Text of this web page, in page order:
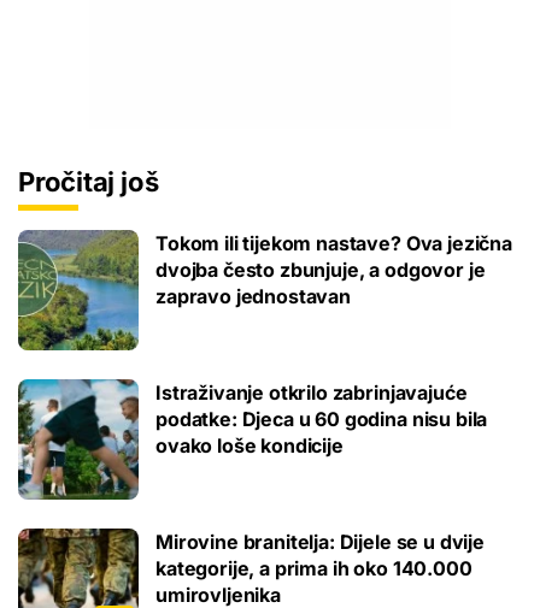
Pročitaj još
Tokom ili tijekom nastave? Ova jezična
dvojba često zbunjuje, a odgovor je
zapravo jednostavan
Istraživanje otkrilo zabrinjavajuće
podatke: Djeca u 60 godina nisu bila
ovako loše kondicije
Mirovine branitelja: Dijele se u dvije
kategorije, a prima ih oko 140.000
umirovljenika